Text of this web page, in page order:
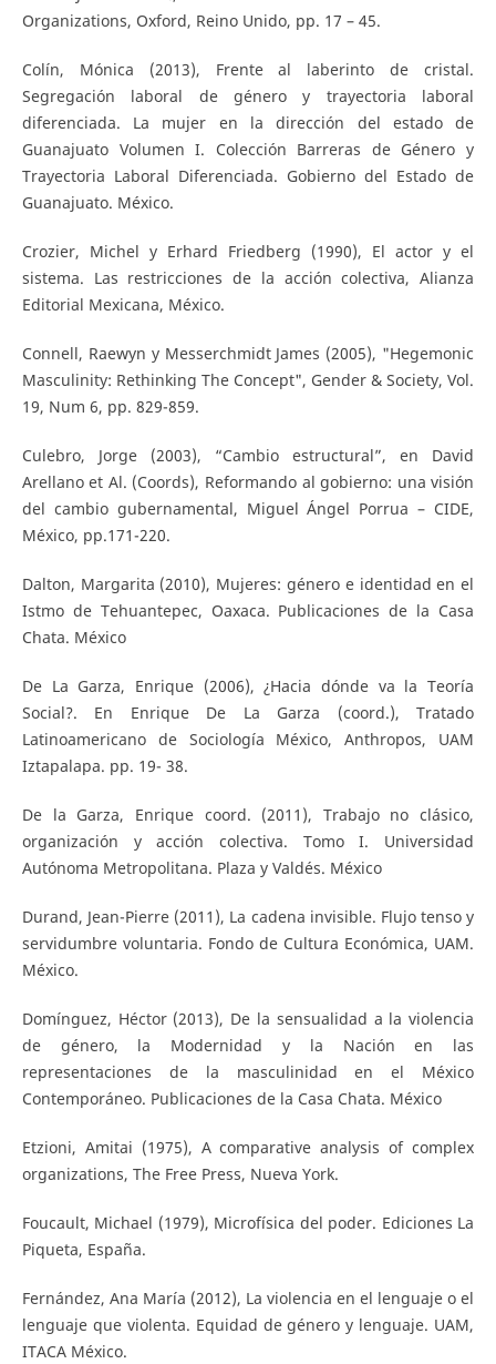
Organizations, Oxford, Reino Unido, pp. 17 – 45.
Colín, Mónica (2013), Frente al laberinto de cristal.
Segregación laboral de género y trayectoria laboral
diferenciada. La mujer en la dirección del estado de
Guanajuato Volumen I. Colección Barreras de Género y
Trayectoria Laboral Diferenciada. Gobierno del Estado de
Guanajuato. México.
Crozier, Michel y Erhard Friedberg (1990), El actor y el
sistema. Las restricciones de la acción colectiva, Alianza
Editorial Mexicana, México.
Connell, Raewyn y Messerchmidt James (2005), "Hegemonic
Masculinity: Rethinking The Concept", Gender & Society, Vol.
19, Num 6, pp. 829-859.
Culebro, Jorge (2003), “Cambio estructural”, en David
Arellano et Al. (Coords), Reformando al gobierno: una visión
del cambio gubernamental, Miguel Ángel Porrua – CIDE,
México, pp.171-220.
Dalton, Margarita (2010), Mujeres: género e identidad en el
Istmo de Tehuantepec, Oaxaca. Publicaciones de la Casa
Chata. México
De La Garza, Enrique (2006), ¿Hacia dónde va la Teoría
Social?. En Enrique De La Garza (coord.), Tratado
Latinoamericano de Sociología México, Anthropos, UAM
Iztapalapa. pp. 19- 38.
De la Garza, Enrique coord. (2011), Trabajo no clásico,
organización y acción colectiva. Tomo I. Universidad
Autónoma Metropolitana. Plaza y Valdés. México
Durand, Jean-Pierre (2011), La cadena invisible. Flujo tenso y
servidumbre voluntaria. Fondo de Cultura Económica, UAM.
México.
Domínguez, Héctor (2013), De la sensualidad a la violencia
de género, la Modernidad y la Nación en las
representaciones de la masculinidad en el México
Contemporáneo. Publicaciones de la Casa Chata. México
Etzioni, Amitai (1975), A comparative analysis of complex
organizations, The Free Press, Nueva York.
Foucault, Michael (1979), Microfísica del poder. Ediciones La
Piqueta, España.
Fernández, Ana María (2012), La violencia en el lenguaje o el
lenguaje que violenta. Equidad de género y lenguaje. UAM,
ITACA México.